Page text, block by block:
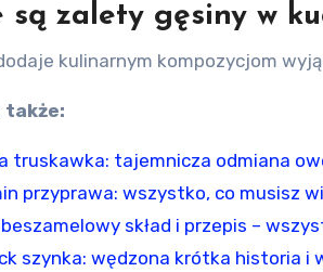
są zalety gęsiny w
kulinarnym kompozycjom
także:
truskawka: tajemnicza odmiana
przyprawa: wszystko, co musisz
skład i przepis –
szynka: wędzona krótka historia i